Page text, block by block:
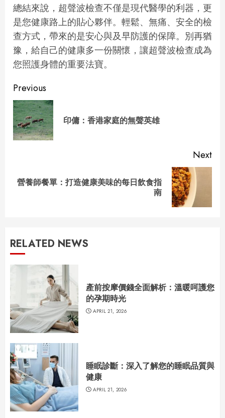
總結來說，超聲波檢查不僅是現代醫學的利器，更
是您健康路上的貼心夥伴。輕鬆、無痛、安全的檢
查方式，帶來的是安心與及早防護的保障。別再猶
豫，給自己的健康多一份關懷，讓超聲波檢查成為
您照護身體的重要法寶。
Continue
Reading
Previous
印傭：香港家庭的無聲英雄
Next
Next
營養師餐單：打造健康美味的每日飲食指
南
RELATED NEWS
產前按摩價錢全面解析：溫暖呵護您
的孕期時光
APRIL 21, 2026
睡眠診斷：深入了解您的睡眠品質與
健康
APRIL 21, 2026